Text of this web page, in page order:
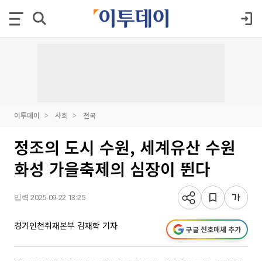
이투데이 사회 전국
정조의 도시 수원, 세계유산 수원
화성 가을축제의 심장이 뛴다
입력 2025-09-22 13:25
경기인천취재본부 김재학 기자 구글 선호매체 추가